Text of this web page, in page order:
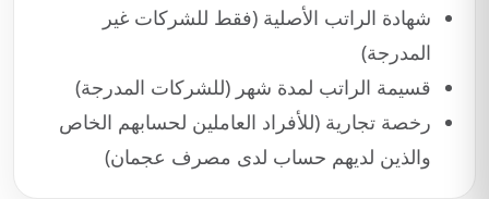
شهادة الراتب الأصلية (فقط للشركات غير
المدرجة)
قسيمة الراتب لمدة شهر (للشركات المدرجة)
رخصة تجارية (للأفراد العاملين لحسابهم الخاص
والذين لديهم حساب لدى مصرف عجمان)